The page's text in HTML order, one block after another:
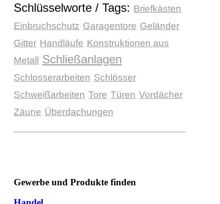
Schlüsselworte / Tags: Briefkästen
Einbruchschutz Garagentore Geländer
Gitter Handläufe Konstruktionen aus
Metall
Schließanlagen
Schlosserarbeiten Schlösser
Schweißarbeiten Tore Türen Vordächer
Zäune Überdachungen
Gewerbe und Produkte finden